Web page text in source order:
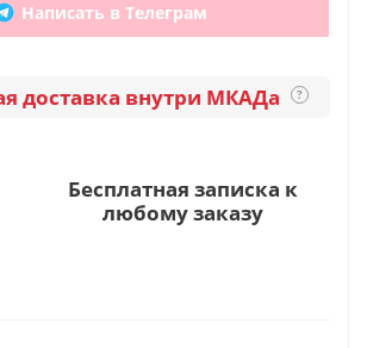
Написать в Телеграм
доставка внутри МКАДа ?
Бесплатная записка к
любому заказу